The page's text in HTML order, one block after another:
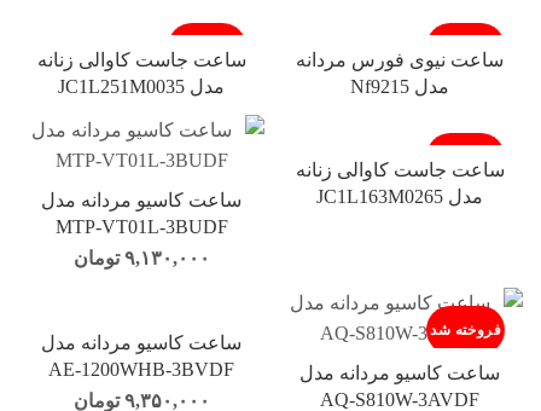
فروخته شد
ساعت نیوی فورس مردانه
مدل Nf9215
فروخته شد
ساعت جاست کاوالی زنانه
مدل JC1L251M0035
فروخته شد
ساعت جاست کاوالی زنانه
مدل JC1L163M0265
ساعت کاسیو مردانه مدل
MTP-VT01L-3BUDF
۹,۱۳۰,۰۰۰ تومان
فروخته شد
ساعت کاسیو مردانه مدل
AQ-S810W-3AVDF
ساعت کاسیو مردانه مدل
AE-1200WHB-3BVDF
۹,۳۵۰,۰۰۰ تومان